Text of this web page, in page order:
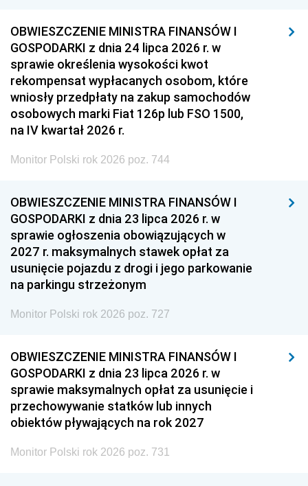
OBWIESZCZENIE MINISTRA FINANSÓW I
GOSPODARKI z dnia 24 lipca 2026 r. w
sprawie określenia wysokości kwot
rekompensat wypłacanych osobom, które
wniosły przedpłaty na zakup samochodów
osobowych marki Fiat 126p lub FSO 1500,
na IV kwartał 2026 r.
Monitor Polski rok 2026 poz. 744
OBWIESZCZENIE MINISTRA FINANSÓW I
GOSPODARKI z dnia 23 lipca 2026 r. w
sprawie ogłoszenia obowiązujących w
2027 r. maksymalnych stawek opłat za
usunięcie pojazdu z drogi i jego parkowanie
na parkingu strzeżonym
Monitor Polski rok 2026 poz. 727
OBWIESZCZENIE MINISTRA FINANSÓW I
GOSPODARKI z dnia 23 lipca 2026 r. w
sprawie maksymalnych opłat za usunięcie i
przechowywanie statków lub innych
obiektów pływających na rok 2027
Monitor Polski rok 2026 poz. 731